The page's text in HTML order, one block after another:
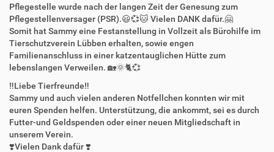
Pflegestelle wurde nach der langen Zeit der Genesung zum
Pflegestellenversager (PSR).😃💞🐱 Vielen DANK dafür.🤗
Somit hat Sammy eine Festanstellung in Vollzeit als Bürohilfe im
Tierschutzverein Lübben erhalten, sowie engen
Familienanschluss in einer katzentauglichen Hütte zum
lebenslangen Verweilen. 🏡🌞🐈💞
‼️Liebe Tierfreunde‼️
Sammy und auch vielen anderen Notfellchen konnten wir mit
euren Spenden helfen. Unterstützung, die ankommt, sei es durch
Futter-und Geldspenden oder einer neuen Mitgliedschaft in
unserem Verein.
❣️Vielen Dank dafür ❣️